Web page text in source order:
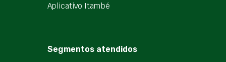
Aplicativo Itambé
Segmentos atendidos